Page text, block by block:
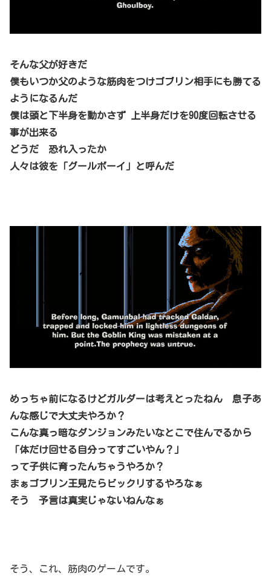
そんな父が好きだ
僕もいつか父のような筋肉をつけゴブリン相手にも勝てる
ようになるんだ
僕は頭と下半身を動かさず 上半身だけを90度回転させる
事が出来る
どうだ 恐れ入ったか
人々は彼を「グールボーイ」と呼んだ
めっちゃ前になるけどガルダーは考えとったねん 息子あ
んな感じで大丈夫やろか？
こんな真っ暗なダンジョンみたいなとこで住んでるから
「体だけ回せる自分ってすごいやん？」
って子供に育ったんちゃうやろか？
まぁゴブリン王見たらビックリするやろなぁ
そう 予言は真実じゃないねんなぁ
そう、これ、筋肉のゲームです。